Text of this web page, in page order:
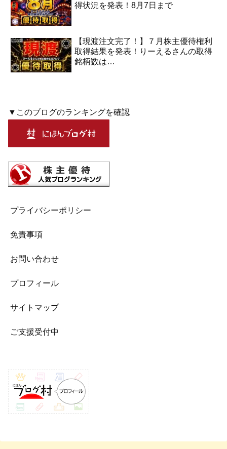
得状況を発表！8月7日まで
【現渡注文完了！】７月株主優待権利
取得結果を発表！りーえるさんの取得
銘柄数は…
▼このブログのランキングを確認
プライバシーポリシー
免責事項
お問い合わせ
プロフィール
サイトマップ
ご支援受付中